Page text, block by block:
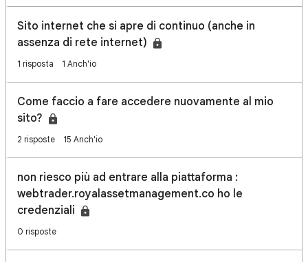
Sito internet che si apre di continuo (anche in
assenza di rete internet)
1 risposta 1 Anch'io
Come faccio a fare accedere nuovamente al mio
sito?
2 risposte 15 Anch'io
non riesco più ad entrare alla piattaforma :
webtrader.royalassetmanagement.co ho le
credenziali
0 risposte